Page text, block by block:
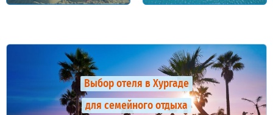
Выбор отеля в Хургаде
для семейного отдыха